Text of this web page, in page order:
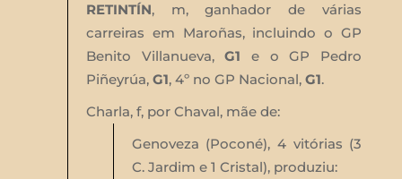
RETINTÍN, m, ganhador de várias
carreiras em Maroñas, incluindo o GP
Benito Villanueva,G1 e o GP Pedro
Piñeyrúa, G1, 4º no GP Nacional, G1.
Charla, f, por Chaval, mãe de:
Genoveza (Poconé), 4 vitórias (3
C. Jardim e 1 Cristal), produziu: